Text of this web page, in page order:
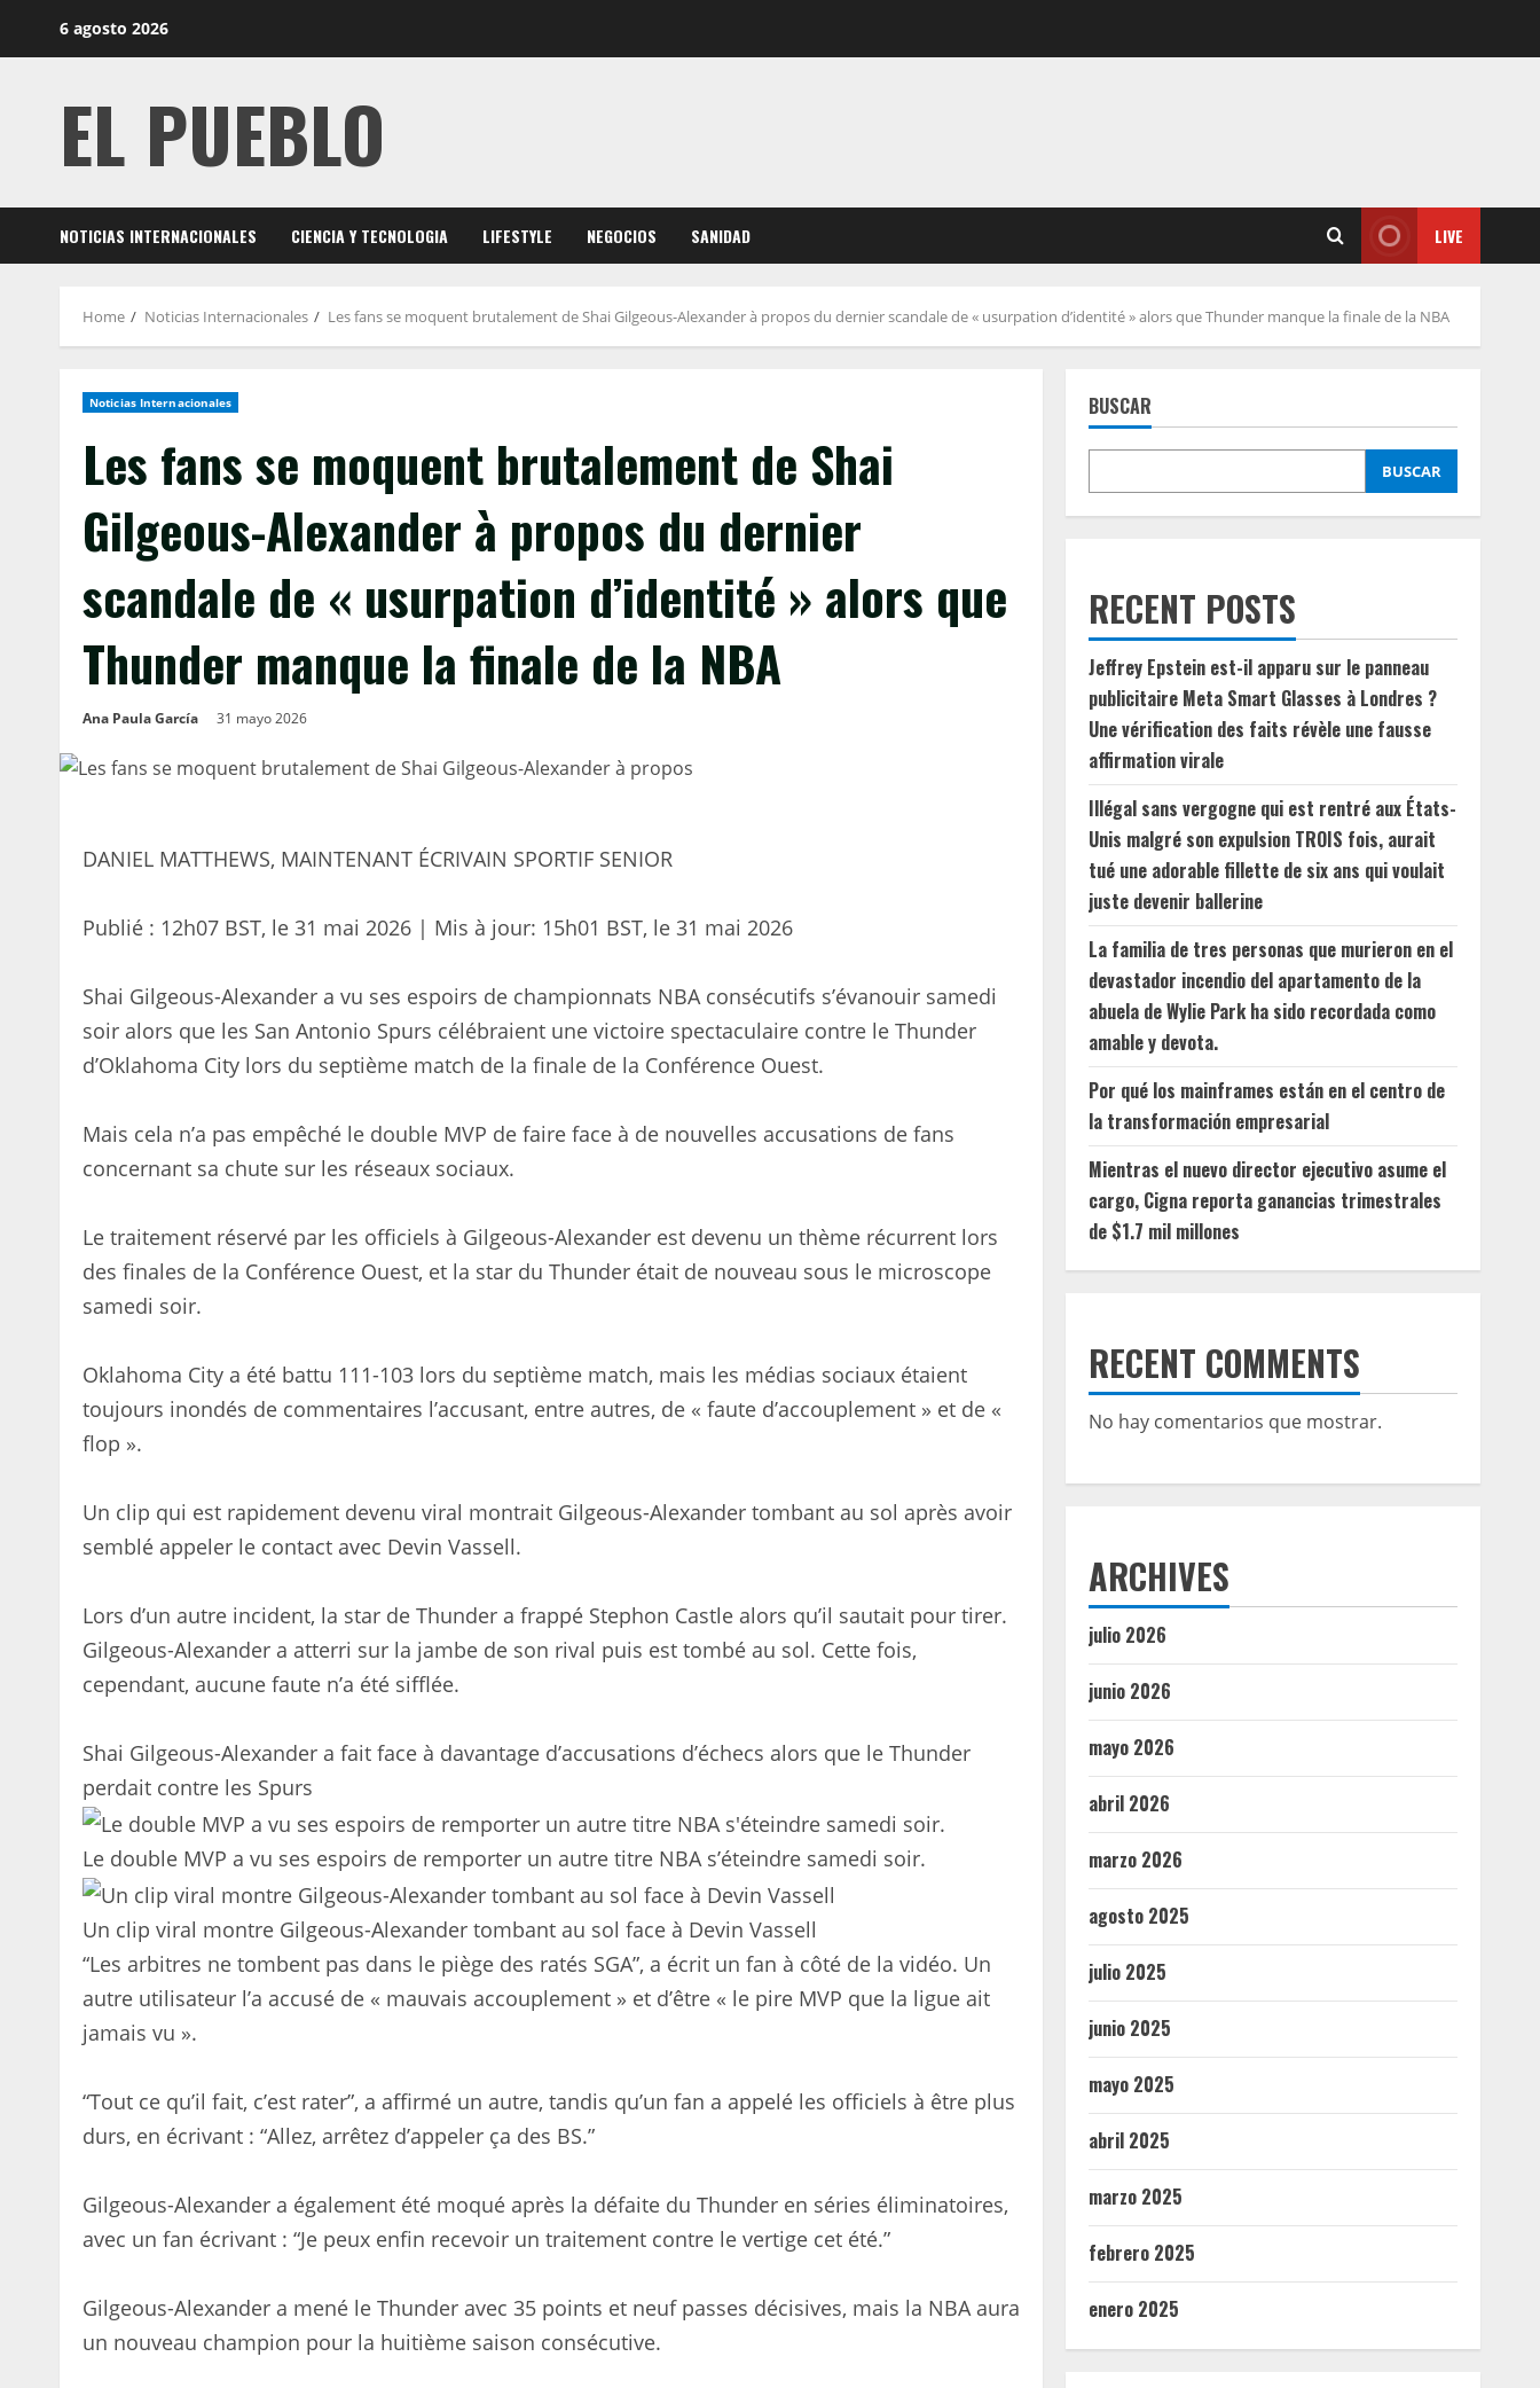
6 agosto 2026
EL PUEBLO
NOTICIAS INTERNACIONALES CIENCIA Y TECNOLOGIA LIFESTYLE NEGOCIOS SANIDAD LIVE
Home Noticias Internacionales Les fans se moquent brutalement de Shai Gilgeous-Alexander à propos du dernier scandale de « usurpation d’identité » alors que Thunder manque la finale de la NBA
Noticias Internacionales
Les fans se moquent brutalement de Shai
Gilgeous-Alexander à propos du dernier
scandale de « usurpation d’identité » alors que
Thunder manque la finale de la NBA
Ana Paula García 31 mayo 2026
DANIEL MATTHEWS, MAINTENANT ÉCRIVAIN SPORTIF SENIOR
Publié : 12h07 BST, le 31 mai 2026 | Mis à jour: 15h01 BST, le 31 mai 2026
Shai Gilgeous-Alexander a vu ses espoirs de championnats NBA consécutifs s’évanouir samedi
soir alors que les San Antonio Spurs célébraient une victoire spectaculaire contre le Thunder
d’Oklahoma City lors du septième match de la finale de la Conférence Ouest.
Mais cela n’a pas empêché le double MVP de faire face à de nouvelles accusations de fans
concernant sa chute sur les réseaux sociaux.
Le traitement réservé par les officiels à Gilgeous-Alexander est devenu un thème récurrent lors
des finales de la Conférence Ouest, et la star du Thunder était de nouveau sous le microscope
samedi soir.
Oklahoma City a été battu 111-103 lors du septième match, mais les médias sociaux étaient
toujours inondés de commentaires l’accusant, entre autres, de « faute d’accouplement » et de «
flop ».
Un clip qui est rapidement devenu viral montrait Gilgeous-Alexander tombant au sol après avoir
semblé appeler le contact avec Devin Vassell.
Lors d’un autre incident, la star de Thunder a frappé Stephon Castle alors qu’il sautait pour tirer.
Gilgeous-Alexander a atterri sur la jambe de son rival puis est tombé au sol. Cette fois,
cependant, aucune faute n’a été sifflée.
Shai Gilgeous-Alexander a fait face à davantage d’accusations d’échecs alors que le Thunder
perdait contre les Spurs
Le double MVP a vu ses espoirs de remporter un autre titre NBA s’éteindre samedi soir.
Un clip viral montre Gilgeous-Alexander tombant au sol face à Devin Vassell
“Les arbitres ne tombent pas dans le piège des ratés SGA”, a écrit un fan à côté de la vidéo. Un
autre utilisateur l’a accusé de « mauvais accouplement » et d’être « le pire MVP que la ligue ait
jamais vu ».
“Tout ce qu’il fait, c’est rater”, a affirmé un autre, tandis qu’un fan a appelé les officiels à être plus
durs, en écrivant : “Allez, arrêtez d’appeler ça des BS.”
Gilgeous-Alexander a également été moqué après la défaite du Thunder en séries éliminatoires,
avec un fan écrivant : “Je peux enfin recevoir un traitement contre le vertige cet été.”
Gilgeous-Alexander a mené le Thunder avec 35 points et neuf passes décisives, mais la NBA aura
un nouveau champion pour la huitième saison consécutive.
BUSCAR
BUSCAR
RECENT POSTS
Jeffrey Epstein est-il apparu sur le panneau
publicitaire Meta Smart Glasses à Londres ?
Une vérification des faits révèle une fausse
affirmation virale
Illégal sans vergogne qui est rentré aux États-
Unis malgré son expulsion TROIS fois, aurait
tué une adorable fillette de six ans qui voulait
juste devenir ballerine
La familia de tres personas que murieron en el
devastador incendio del apartamento de la
abuela de Wylie Park ha sido recordada como
amable y devota.
Por qué los mainframes están en el centro de
la transformación empresarial
Mientras el nuevo director ejecutivo asume el
cargo, Cigna reporta ganancias trimestrales
de $1.7 mil millones
RECENT COMMENTS
No hay comentarios que mostrar.
ARCHIVES
julio 2026
junio 2026
mayo 2026
abril 2026
marzo 2026
agosto 2025
julio 2025
junio 2025
mayo 2025
abril 2025
marzo 2025
febrero 2025
enero 2025